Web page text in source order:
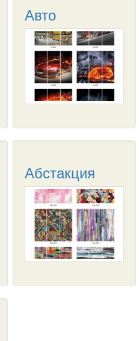
Авто
Абстакция